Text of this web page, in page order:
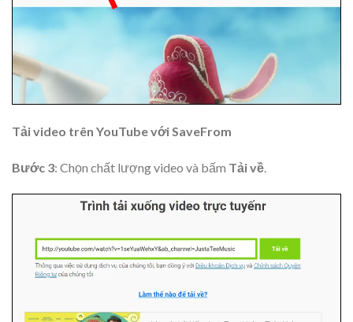
Tải video trên YouTube với SaveFrom
Bước 3: Chọn chất lượng video và bấm Tải về.